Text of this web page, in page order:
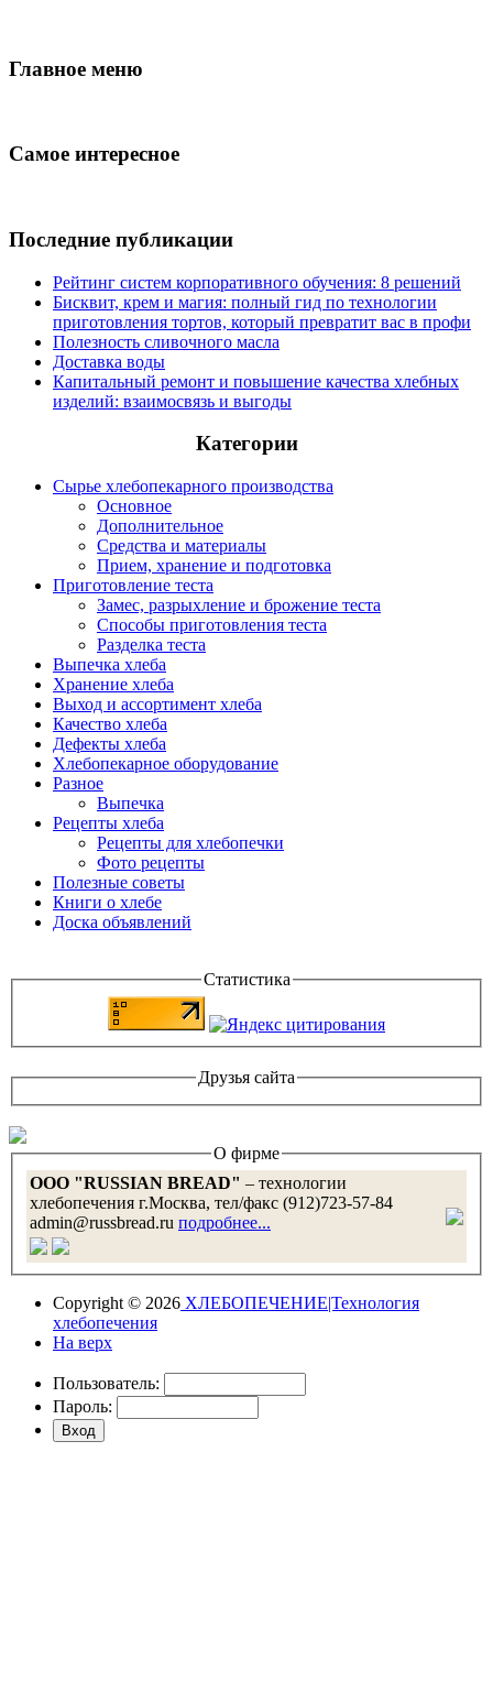
Главное меню
Самое интересное
Последние публикации
Рейтинг систем корпоративного обучения: 8 решений
Бисквит, крем и магия: полный гид по технологии
приготовления тортов, который превратит вас в профи
Полезность сливочного масла
Доставка воды
Капитальный ремонт и повышение качества хлебных
изделий: взаимосвязь и выгоды
Категории
Сырье хлебопекарного производства
Основное
Дополнительное
Средства и материалы
Прием, хранение и подготовка
Приготовление теста
Замес, разрыхление и брожение теста
Способы приготовления теста
Разделка теста
Выпечка хлеба
Хранение хлеба
Выход и ассортимент хлеба
Качество хлеба
Дефекты хлеба
Хлебопекарное оборудование
Разное
Выпечка
Рецепты хлеба
Рецепты для хлебопечки
Фото рецепты
Полезные советы
Книги о хлебе
Доска объявлений
Статистика
Друзья сайта
О фирме
OOO "RUSSIAN BREAD" – технологии
хлебопечения г.Москва, тел/факс (912)723-57-84
admin@russbread.ru подробнее...
Copyright © 2026 ХЛЕБОПЕЧЕНИЕ|Технология
хлебопечения
На верх
Пользователь:
Пароль: